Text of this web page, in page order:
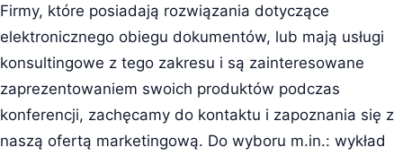
Firmy, które posiadają rozwiązania dotyczące
elektronicznego obiegu dokumentów, lub mają usługi
konsultingowe z tego zakresu i są zainteresowane
zaprezentowaniem swoich produktów podczas
konferencji, zachęcamy do kontaktu i zapoznania się z
naszą ofertą marketingową. Do wyboru m.in.: wykład